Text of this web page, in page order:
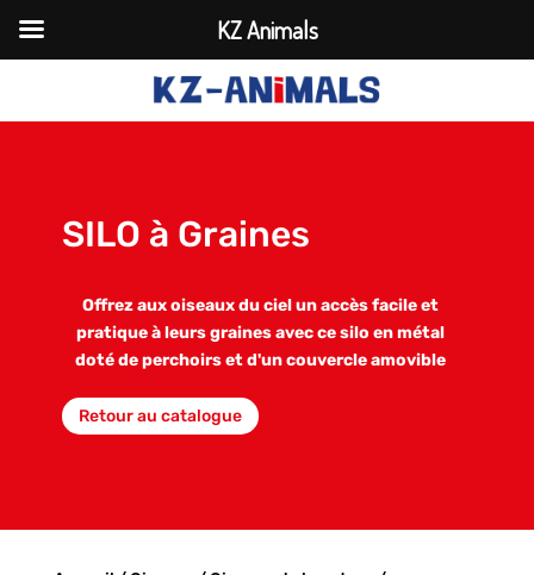
SILO à Graines
Offrez aux oiseaux du ciel un accès facile et
pratique à leurs graines avec ce silo en métal
doté de perchoirs et d'un couvercle amovible
Retour au catalogue
KZ Animals